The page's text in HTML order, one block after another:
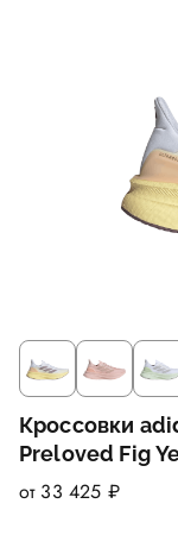
Кроссовки
Preloved Fig
от 33 425 ₽